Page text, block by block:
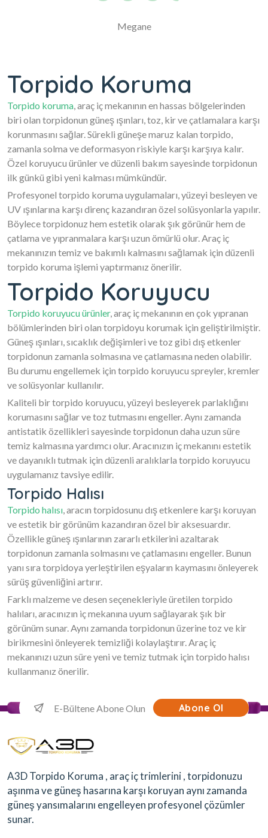
Megane
Torpido Koruma
Torpido koruma, araç iç mekanının en hassas bölgelerinden
biri olan torpidonun güneş ışınları, toz, kir ve çatlamalara karşı
korunmasını sağlar. Sürekli güneşe maruz kalan torpido,
zamanla solma ve deformasyon riskiyle karşı karşıya kalır.
Özel koruyucu ürünler ve düzenli bakım sayesinde torpidonun
ilk günkü gibi yeni kalması mümkündür.
Profesyonel torpido koruma uygulamaları, yüzeyi besleyen ve
UV ışınlarına karşı direnç kazandıran özel solüsyonlarla yapılır.
Böylece torpidonuz hem estetik olarak şık görünür hem de
çatlama ve yıpranmalara karşı uzun ömürlü olur. Araç iç
mekanınızın temiz ve bakımlı kalmasını sağlamak için düzenli
torpido koruma işlemi yaptırmanız önerilir.
Torpido Koruyucu
Torpido koruyucu ürünler, araç iç mekanının en çok yıpranan
bölümlerinden biri olan torpidoyu korumak için geliştirilmiştir.
Güneş ışınları, sıcaklık değişimleri ve toz gibi dış etkenler
torpidonun zamanla solmasına ve çatlamasına neden olabilir.
Bu durumu engellemek için torpido koruyucu spreyler, kremler
ve solüsyonlar kullanılır.
Kaliteli bir torpido koruyucu, yüzeyi besleyerek parlaklığını
korumasını sağlar ve toz tutmasını engeller. Aynı zamanda
antistatik özellikleri sayesinde torpidonun daha uzun süre
temiz kalmasına yardımcı olur. Aracınızın iç mekanını estetik
ve dayanıklı tutmak için düzenli aralıklarla torpido koruyucu
uygulamanız tavsiye edilir.
Torpido Halısı
Torpido halısı, aracın torpidosunu dış etkenlere karşı koruyan
ve estetik bir görünüm kazandıran özel bir aksesuardır.
Özellikle güneş ışınlarının zararlı etkilerini azaltarak
torpidonun zamanla solmasını ve çatlamasını engeller. Bunun
yanı sıra torpidoya yerleştirilen eşyaların kaymasını önleyerek
sürüş güvenliğini artırır.
Farklı malzeme ve desen seçenekleriyle üretilen torpido
halıları, aracınızın iç mekanına uyum sağlayarak şık bir
görünüm sunar. Aynı zamanda torpidonun üzerine toz ve kir
birikmesini önleyerek temizliği kolaylaştırır. Araç iç
mekanınızı uzun süre yeni ve temiz tutmak için torpido halısı
kullanmanız önerilir.
Abone Ol
A3D Torpido Koruma , araç iç trimlerini , torpidonuzu
aşınma ve güneş hasarına karşı koruyan aynı zamanda
güneş yansımalarını engelleyen profesyonel çözümler
sunar.